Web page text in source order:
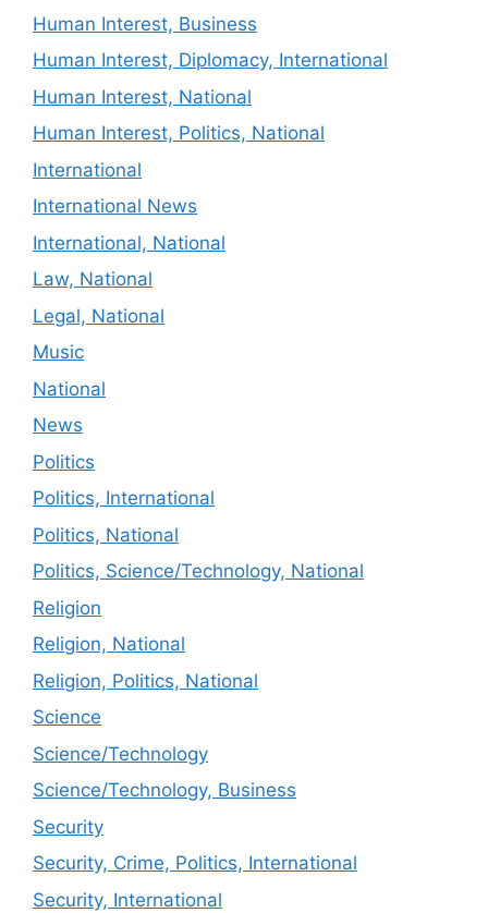
Human Interest, Business
Human Interest, Diplomacy, International
Human Interest, National
Human Interest, Politics, National
International
International News
International, National
Law, National
Legal, National
Music
National
News
Politics
Politics, International
Politics, National
Politics, Science/Technology, National
Religion
Religion, National
Religion, Politics, National
Science
Science/Technology
Science/Technology, Business
Security
Security, Crime, Politics, International
Security, International